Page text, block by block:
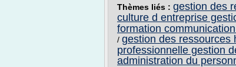
Thèmes liés : gestion des
culture d entreprise
formation
/ gestion des ressources
professionnelle gestion
administration du